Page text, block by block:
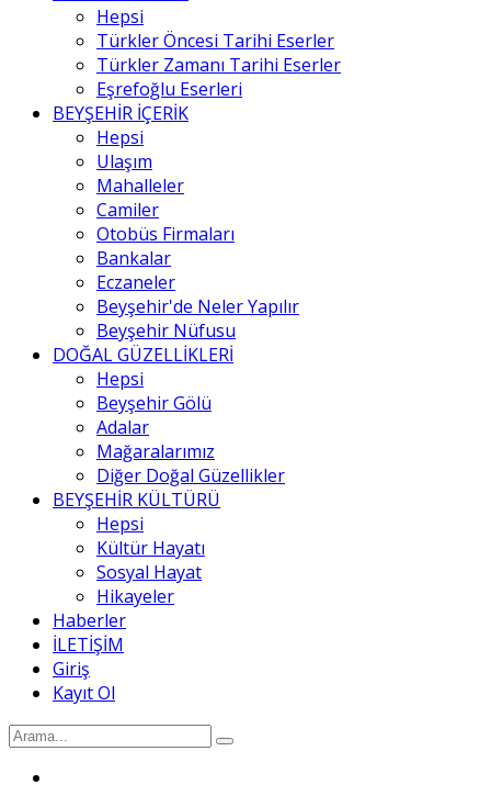
Hepsi
Türkler Öncesi Tarihi Eserler
Türkler Zamanı Tarihi Eserler
Eşrefoğlu Eserleri
BEYŞEHİR İÇERİK
Hepsi
Ulaşım
Mahalleler
Camiler
Otobüs Firmaları
Bankalar
Eczaneler
Beyşehir'de Neler Yapılır
Beyşehir Nüfusu
DOĞAL GÜZELLİKLERİ
Hepsi
Beyşehir Gölü
Adalar
Mağaralarımız
Diğer Doğal Güzellikler
BEYŞEHİR KÜLTÜRÜ
Hepsi
Kültür Hayatı
Sosyal Hayat
Hikayeler
Haberler
İLETİŞİM
Giriş
Kayıt Ol